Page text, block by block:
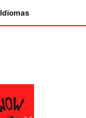
Idiomas